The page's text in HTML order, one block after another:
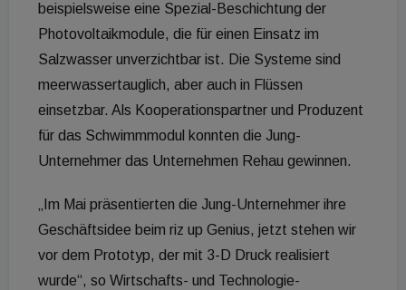
beispielsweise eine Spezial-Beschichtung der
Photovoltaikmodule, die für einen Einsatz im
Salzwasser unverzichtbar ist. Die Systeme sind
meerwassertauglich, aber auch in Flüssen
einsetzbar. Als Kooperationspartner und Produzent
für das Schwimmmodul konnten die Jung-
Unternehmer das Unternehmen Rehau gewinnen.
„Im Mai präsentierten die Jung-Unternehmer ihre
Geschäftsidee beim riz up Genius, jetzt stehen wir
vor dem Prototyp, der mit 3-D Druck realisiert
wurde“, so Wirtschafts- und Technologie-